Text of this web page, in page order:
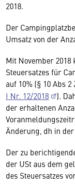
2018.
Der
Umsatz von der
Mit November
Steuersatzes für
auf 10% (§ 10 Abs
I Nr. 12/2018
).
der erhaltenen
Änderung, dh in der
Der zu
der USt aus dem
des Steuersatzes